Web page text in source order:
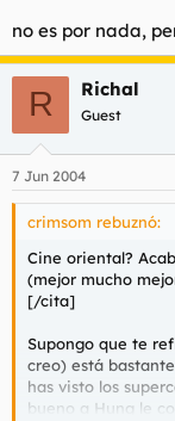
no es por nada,
R Richal
Guest
7 Jun 2004
crimsom rebuznó:
Cine oriental?
(mejor mucho
[/cita]
Supongo que te
creo) está
has visto los
bueno a Hung le